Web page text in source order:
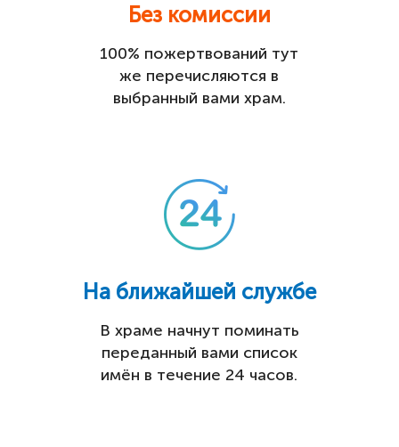
Без комиссии
100% пожертвований тут
же перечисляются в
выбранный вами храм.
На ближайшей службе
В храме начнут поминать
переданный вами список
имён в течение 24 часов.